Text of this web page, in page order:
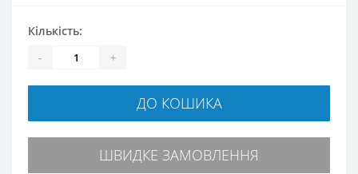
Кількість:
- +
ДО КОШИКА
ШВИДКЕ ЗАМОВЛЕННЯ